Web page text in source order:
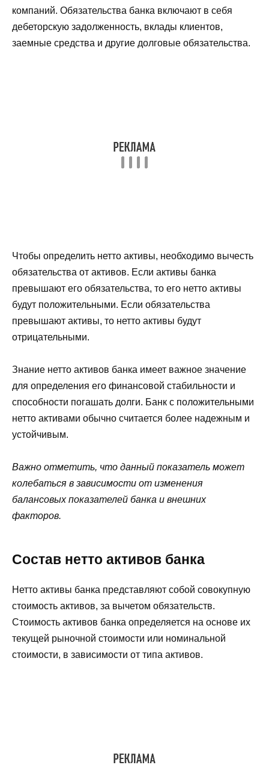
компаний. Обязательства банка включают в себя
дебеторскую задолженность, вклады клиентов,
заемные средства и другие долговые обязательства.
Чтобы определить нетто активы, необходимо вычесть
обязательства от активов. Если активы банка
превышают его обязательства, то его нетто активы
будут положительными. Если обязательства
превышают активы, то нетто активы будут
отрицательными.
Знание нетто активов банка имеет важное значение
для определения его финансовой стабильности и
способности погашать долги. Банк с положительными
нетто активами обычно считается более надежным и
устойчивым.
Важно отметить, что данный показатель может
колебаться в зависимости от изменения
балансовых показателей банка и внешних
факторов.
Состав нетто активов банка
Нетто активы банка представляют собой совокупную
стоимость активов, за вычетом обязательств.
Стоимость активов банка определяется на основе их
текущей рыночной стоимости или номинальной
стоимости, в зависимости от типа активов.